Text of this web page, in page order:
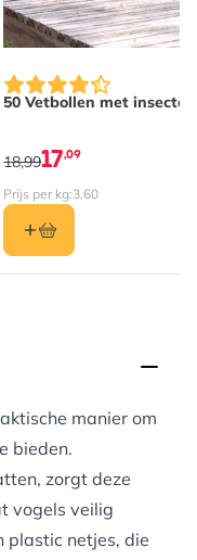
50 Vetbollen met insecten
17,09
18,99
Prijs per kg:3,60
manier om
bieden.
zorgt deze
vogels veilig
plastic netjes, die